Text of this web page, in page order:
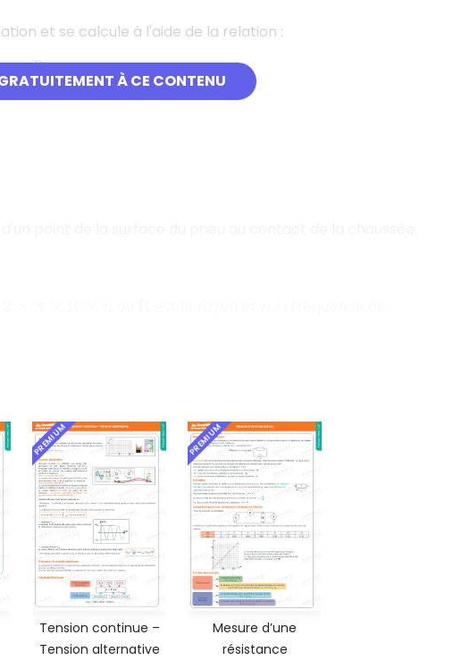
À CE CONTENU
et se calcule à l'aide de la relation :
π×R×n
PREMIUM
Tension continue –
Tension alternative
PREMIUM
Mesure d’une
résistance